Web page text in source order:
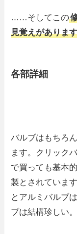
……そしてこの
見覚えがありま
各部詳細
バルブはもちろ
ます。クリック
で買っても基本
製とされていま
とアルミバルブ
ブは結構珍しい。